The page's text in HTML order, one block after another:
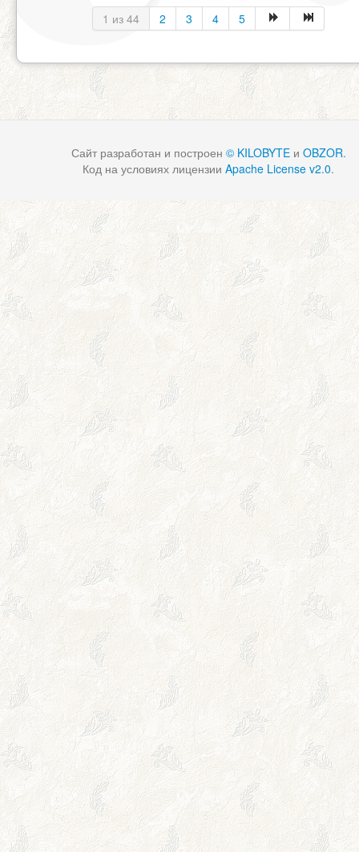
1 из 44 2 3 4 5
Сайт разработан и построен © KILOBYTEи OBZOR.
Код на условиях лицензии Apache License v2.0.